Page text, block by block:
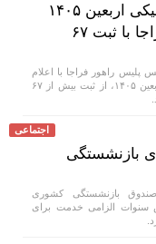
پایان طرح ترافیکی اربعین ۱۴۰۵
پلیس راهور فراجا با ثبت ۶۷
پلیس راهور فراجا با اعلام
پایان طرح ۲۰ روزه اربعین ۱۴۰۵، از ثبت بیش از ۶۷
اجتماعی
بازنشستگی
بازنشستگی کشوری
سنوات الزامی خدمت برای